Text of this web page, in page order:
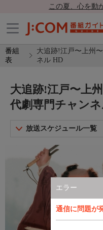
この夏、心を動
番組
表
大追跡!江戸〜上州
ネル HD
エラー
通信に問題が
大追跡!江戸〜上
代劇専門チャン
放送スケジュール一覧